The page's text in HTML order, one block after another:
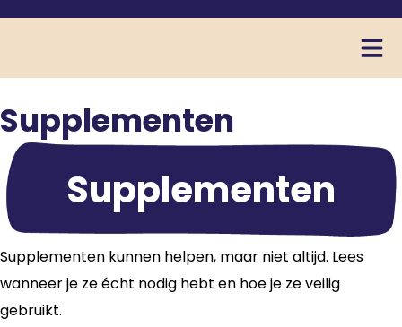
Supplementen
Supplementen
Supplementen kunnen helpen, maar niet altijd. Lees
wanneer je ze écht nodig hebt en hoe je ze veilig
gebruikt.